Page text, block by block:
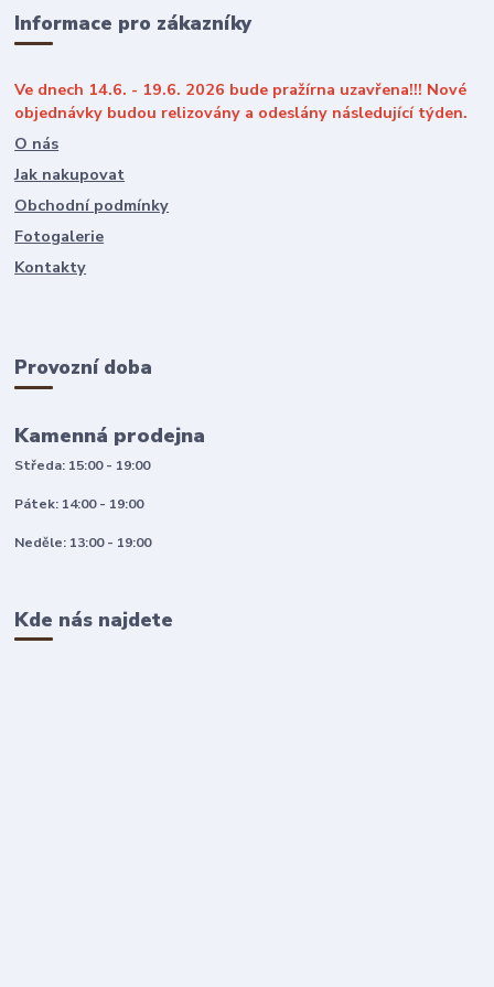
Informace pro zákazníky
Ve dnech 14.6. - 19.6. 2026 bude pražírna uzavřena!!! Nové
objednávky budou relizovány a odeslány následující týden.
O nás
Jak nakupovat
Obchodní podmínky
Fotogalerie
Kontakty
Provozní doba
Kamenná prodejna
Středa: 15:00 - 19:00
Pátek: 14:00 - 19:00
Neděle: 13:00 - 19:00
Kde nás najdete